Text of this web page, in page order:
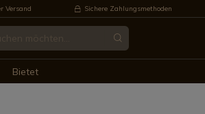
Versand Sichere Zahlungsmethoden
Bietet